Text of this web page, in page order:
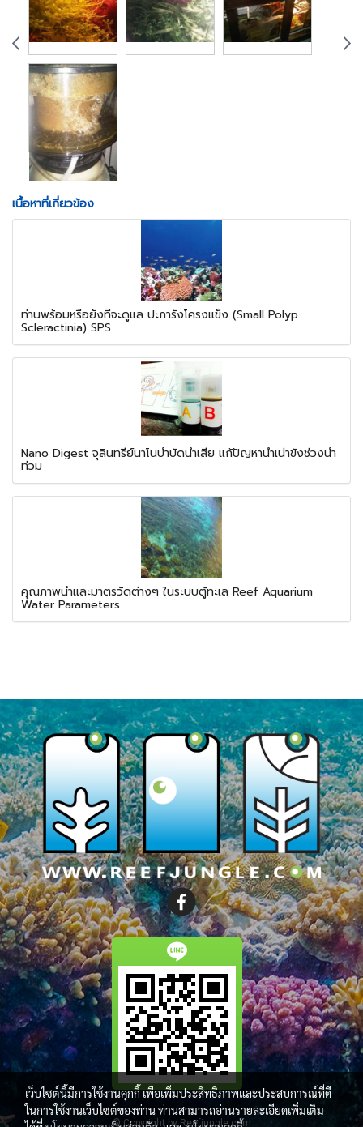
เนื้อหาที่เกี่ยวข้อง
ท่านพร้อมหรือยังที่จะดูแล ปะการังโครงแข็ง (Small Polyp
Scleractinia) SPS
Nano Digest จุลินทรีย์นาโนบำบัดน้ำเสีย แก้ปัญหาน้ำเน่าขังช่วงน้ำ
ท่วม
คุณภาพน้ำและมาตรวัดต่างๆ ในระบบตู้ทะเล Reef Aquarium
Water Parameters
© Copyright by Reefjungle.com
เว็บไซต์นี้มีการใช้งานคุกกี้ เพื่อเพิ่มประสิทธิภาพและประสบการณ์ที่ดี
ในการใช้งานเว็บไซต์ของท่าน ท่านสามารถอ่านรายละเอียดเพิ่มเติม